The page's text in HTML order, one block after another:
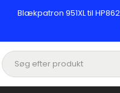
Blækpatron 951XL til